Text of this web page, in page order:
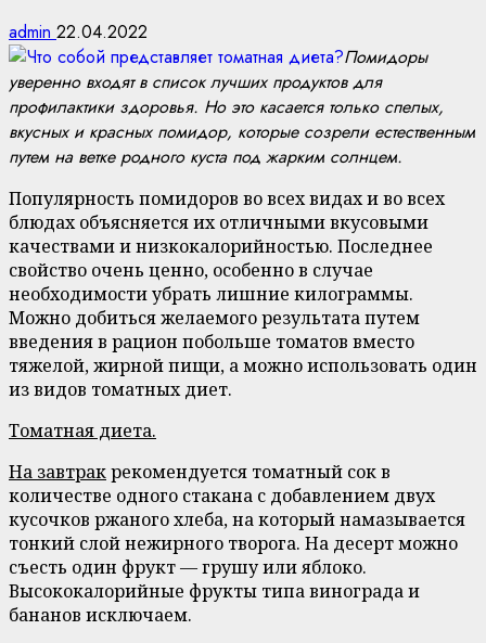
admin 22.04.2022
Помидоры
уверенно входят в список лучших продуктов для
профилактики здоровья. Но это касается только спелых,
вкусных и красных помидор, которые созрели естественным
путем на ветке родного куста под жарким солнцем.
Популярность помидоров во всех видах и во всех
блюдах объясняется их отличными вкусовыми
качествами и низкокалорийностью. Последнее
свойство очень ценно, особенно в случае
необходимости убрать лишние килограммы.
Можно добиться желаемого результата путем
введения в рацион побольше томатов вместо
тяжелой, жирной пищи, а можно использовать один
из видов томатных диет.
Томатная диета.
На завтракрекомендуется томатный сок в
количестве одного стакана с добавлением двух
кусочков ржаного хлеба, на который намазывается
тонкий слой нежирного творога. На десерт можно
съесть один фрукт — грушу или яблоко.
Высококалорийные фрукты типа винограда и
бананов исключаем.